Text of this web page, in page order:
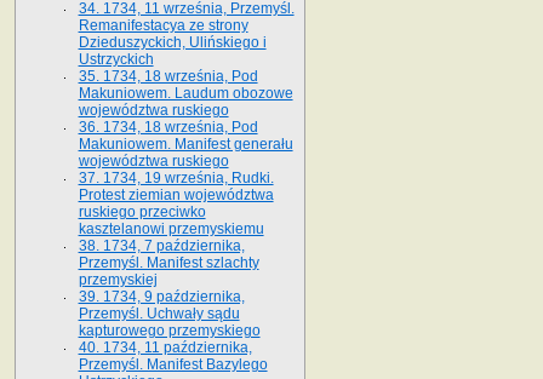
34. 1734, 11 września, Przemyśl.
Remanifestacya ze strony
Dzieduszyckich, Ulińskiego i
Ustrzyckich
35. 1734, 18 września, Pod
Makuniowem. Laudum obozowe
województwa ruskiego
36. 1734, 18 września, Pod
Makuniowem. Manifest generału
województwa ruskiego
37. 1734, 19 września, Rudki.
Protest ziemian województwa
ruskiego przeciwko
kasztelanowi przemyskiemu
38. 1734, 7 października,
Przemyśl. Manifest szlachty
przemyskiej
39. 1734, 9 października,
Przemyśl. Uchwały sądu
kapturowego przemyskiego
40. 1734, 11 października,
Przemyśl. Manifest Bazylego